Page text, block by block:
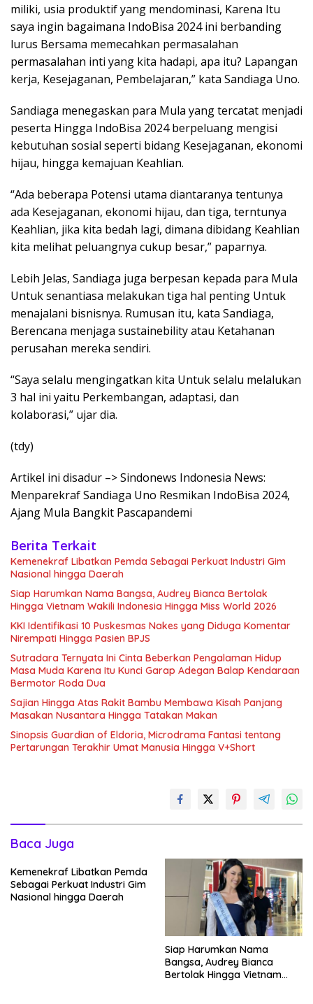
miliki, usia produktif yang mendominasi, Karena Itu
saya ingin bagaimana IndoBisa 2024 ini berbanding
lurus Bersama memecahkan permasalahan
permasalahan inti yang kita hadapi, apa itu? Lapangan
kerja, Kesejaganan, Pembelajaran,” kata Sandiaga Uno.
Sandiaga menegaskan para Mula yang tercatat menjadi
peserta Hingga IndoBisa 2024 berpeluang mengisi
kebutuhan sosial seperti bidang Kesejaganan, ekonomi
hijau, hingga kemajuan Keahlian.
“Ada beberapa Potensi utama diantaranya tentunya
ada Kesejaganan, ekonomi hijau, dan tiga, terntunya
Keahlian, jika kita bedah lagi, dimana dibidang Keahlian
kita melihat peluangnya cukup besar,” paparnya.
Lebih Jelas, Sandiaga juga berpesan kepada para Mula
Untuk senantiasa melakukan tiga hal penting Untuk
menajalani bisnisnya. Rumusan itu, kata Sandiaga,
Berencana menjaga sustainebility atau Ketahanan
perusahan mereka sendiri.
“Saya selalu mengingatkan kita Untuk selalu melalukan
3 hal ini yaitu Perkembangan, adaptasi, dan
kolaborasi,” ujar dia.
(tdy)
Artikel ini disadur –> Sindonews Indonesia News:
Menparekraf Sandiaga Uno Resmikan IndoBisa 2024,
Ajang Mula Bangkit Pascapandemi
Berita Terkait
Kemenekraf Libatkan Pemda Sebagai Perkuat Industri Gim
Nasional hingga Daerah
Siap Harumkan Nama Bangsa, Audrey Bianca Bertolak
Hingga Vietnam Wakili Indonesia Hingga Miss World 2026
KKI Identifikasi 10 Puskesmas Nakes yang Diduga Komentar
Nirempati Hingga Pasien BPJS
Sutradara Ternyata Ini Cinta Beberkan Pengalaman Hidup
Masa Muda Karena Itu Kunci Garap Adegan Balap Kendaraan
Bermotor Roda Dua
Sajian Hingga Atas Rakit Bambu Membawa Kisah Panjang
Masakan Nusantara Hingga Tatakan Makan
Sinopsis Guardian of Eldoria, Microdrama Fantasi tentang
Pertarungan Terakhir Umat Manusia Hingga V+Short
Baca Juga
Kemenekraf Libatkan Pemda
Sebagai Perkuat Industri Gim
Nasional hingga Daerah
Siap Harumkan Nama
Bangsa, Audrey Bianca
Bertolak Hingga Vietnam